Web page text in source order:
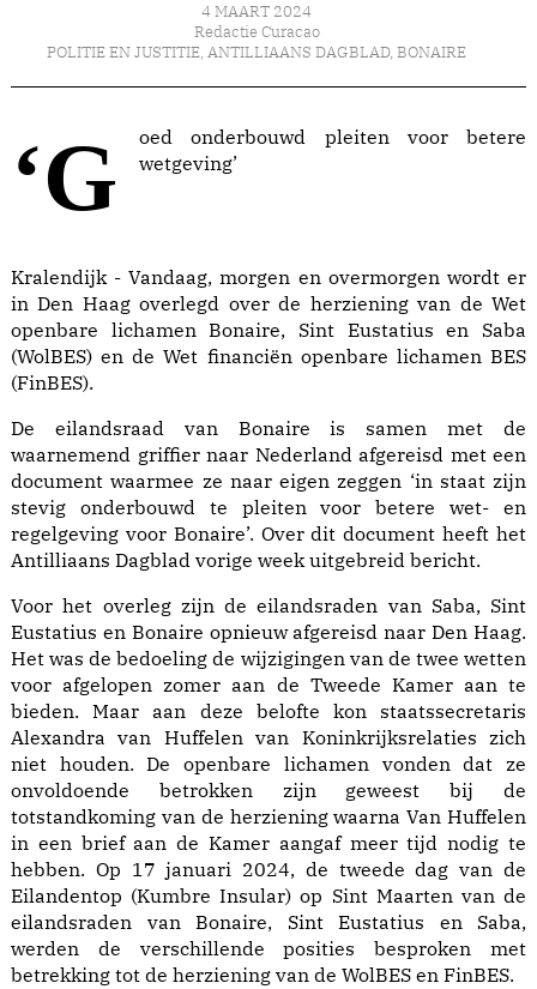
4 MAART 2024
Redactie Curacao
POLITIE EN JUSTITIE, ANTILLIAANS DAGBLAD, BONAIRE
‘Goed onderbouwd pleiten voor betere wetgeving’
Kralendijk - Vandaag, morgen en overmorgen wordt er
in Den Haag overlegd over de herziening van de Wet
openbare lichamen Bonaire, Sint Eustatius en Saba
(WolBES) en de Wet financiën openbare lichamen BES
(FinBES).
De eilandsraad van Bonaire is samen met de
waarnemend griffier naar Nederland afgereisd met een
document waarmee ze naar eigen zeggen ‘in staat zijn
stevig onderbouwd te pleiten voor betere wet- en
regelgeving voor Bonaire’. Over dit document heeft het
Antilliaans Dagblad vorige week uitgebreid bericht.
Voor het overleg zijn de eilandsraden van Saba, Sint
Eustatius en Bonaire opnieuw afgereisd naar Den Haag.
Het was de bedoeling de wijzigingen van de twee wetten
voor afgelopen zomer aan de Tweede Kamer aan te
bieden. Maar aan deze belofte kon staatssecretaris
Alexandra van Huffelen van Koninkrijksrelaties zich
niet houden. De openbare lichamen vonden dat ze
onvoldoende betrokken zijn geweest bij de
totstandkoming van de herziening waarna Van Huffelen
in een brief aan de Kamer aangaf meer tijd nodig te
hebben. Op 17 januari 2024, de tweede dag van de
Eilandentop (Kumbre Insular) op Sint Maarten van de
eilandsraden van Bonaire, Sint Eustatius en Saba,
werden de verschillende posities besproken met
betrekking tot de herziening van de WolBES en FinBES.